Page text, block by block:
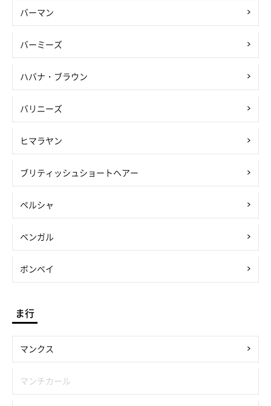
バーマン
バーミーズ
ハバナ・ブラウン
バリニーズ
ヒマラヤン
ブリティッシュショートヘアー
ペルシャ
ベンガル
ボンベイ
ま行
マンクス
マンチカール